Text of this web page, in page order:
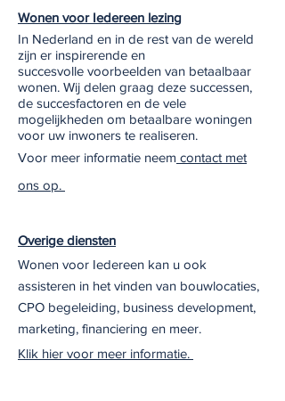
Wonen voor Iedereen lezing
In Nederland en in de rest van de wereld
zijn er inspirerende en
succesvolle voorbeelden van betaalbaar
wonen. Wij delen graag deze successen,
de succesfactoren en de vele
mogelijkheden om betaalbare woningen
voor uw inwoners te realiseren.
Voor meer informatie neem contact met
ons op.
Overige diensten
Wonen voor Iedereen kan u ook
assisteren in het vinden van bouwlocaties,
CPO begeleiding, business development,
marketing, financiering en meer.
Klik hier voor meer informatie.